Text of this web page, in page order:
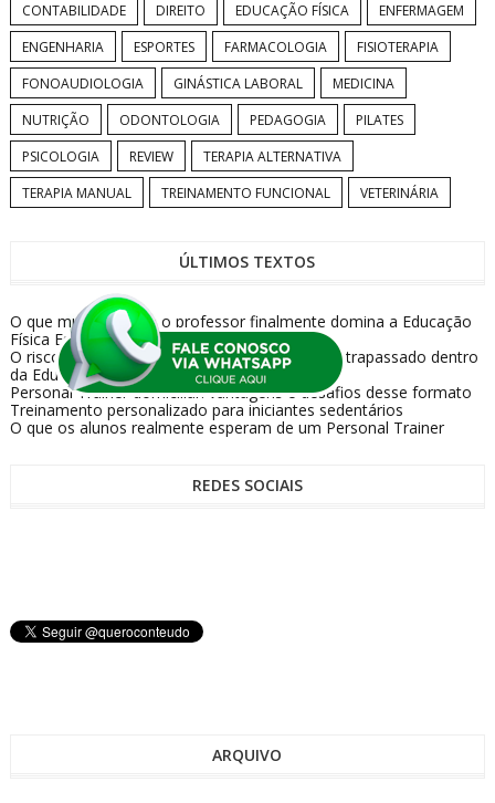
CONTABILIDADE
DIREITO EDUCAÇÃO FÍSICA
ENFERMAGEM
ENGENHARIA
ESPORTES FARMACOLOGIA
FISIOTERAPIA
FONOAUDIOLOGIA
GINÁSTICA LABORAL
MEDICINA
NUTRIÇÃO
ODONTOLOGIA PEDAGOGIA
PILATES
PSICOLOGIA
REVIEW
TERAPIA ALTERNATIVA
TERAPIA MANUAL
TREINAMENTO FUNCIONAL VETERINÁRIA
ÚLTIMOS TEXTOS
O que muda quando o professor finalmente domina a Educação
Física Escolar de verdade
O risco silencioso de se tornar um professor ultrapassado dentro
da Educação Física Escolar
Personal Trainer domiciliar: vantagens e desafios desse formato
Treinamento personalizado para iniciantes sedentários
O que os alunos realmente esperam de um Personal Trainer
REDES SOCIAIS
ARQUIVO